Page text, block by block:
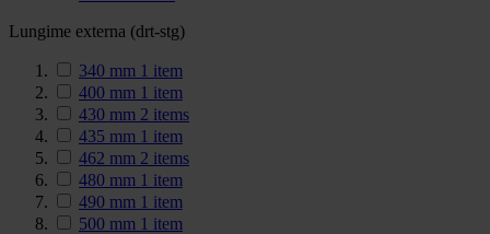
Lungime externa (drt-stg)
340 mm 1 item
400 mm 1 item
430 mm 2 items
435 mm 1 item
462 mm 2 items
480 mm 1 item
490 mm 1 item
500 mm 1 item